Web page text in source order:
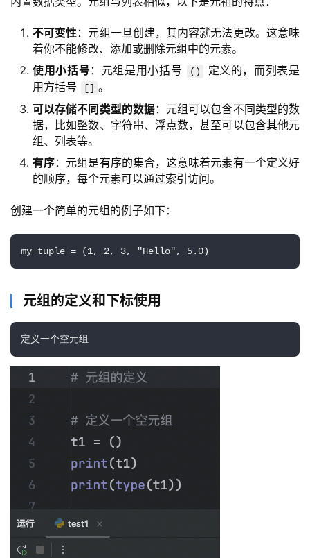
不可变性：元组一旦创建，其内容就无法更改。这意味
着你不能修改、添加或删除元组中的元素。
使用小括号 ：元组是用小括号 ()
定义的，而列表是
用方括号
[] 。
可以存储不同类型的数据：元组可以包含不同类型的数
据，比如整数、字符串、浮点数，甚至可以包含其他元
组、列表等。
有序：元组是有序的集合，这意味着元素有一个定义好
的顺序，每个元素可以通过索引访问。
创建一个简单的元组的例子如下：
my_tuple = (1, 2, 3, "Hello", 5.0)
元组的定义和下标使用
定义一个空元组